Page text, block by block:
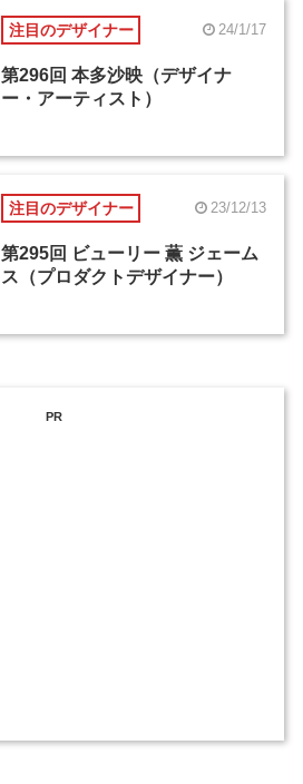
注目のデザイナー 24/1/17
第296回 本多沙映（デザイナ
ー・アーティスト）
注目のデザイナー 23/12/13
第295回 ビューリー 薫 ジェーム
ス（プロダクトデザイナー）
PR